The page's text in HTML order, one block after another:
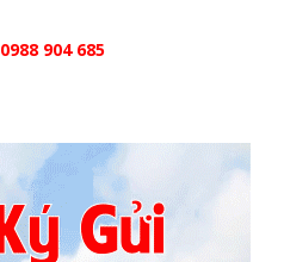
0988 904 685